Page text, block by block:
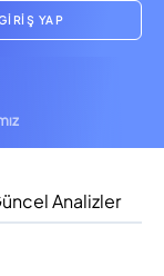
YAP
Analizler